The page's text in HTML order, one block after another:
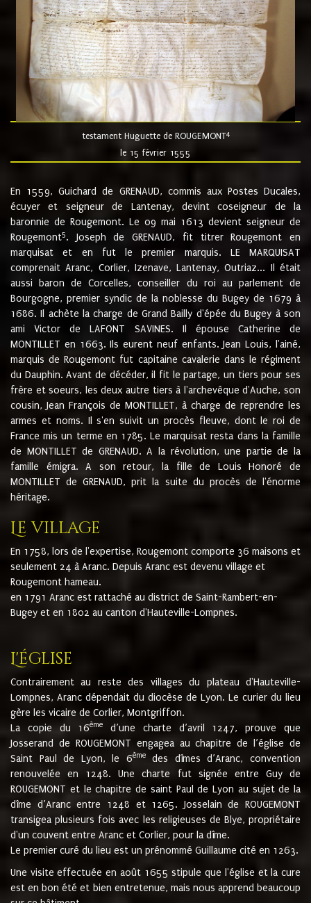
testament Huguette de ROUGEMONT4
le 15 février 1555
En 1559, Guichard de GRENAUD, commis aux Postes Ducales,
écuyer et seigneur de Lantenay, devint coseigneur de la
baronnie de Rougemont. Le 09 mai 1613 devient seigneur de
Rougemont5. Joseph de GRENAUD, fit titrer Rougemont en
marquisat et en fut le premier marquis. LE MARQUISAT
comprenait Aranc, Corlier, Izenave, Lantenay, Outriaz... Il était
aussi baron de Corcelles, conseiller du roi au parlement de
Bourgogne, premier syndic de la noblesse du Bugey de 1679 à
1686. Il achète la charge de Grand Bailly d'épée du Bugey à son
ami Victor de LAFONT SAVINES. Il épouse Catherine de
MONTILLET en 1663. Ils eurent neuf enfants. Jean Louis, l'ainé,
marquis de Rougemont fut capitaine cavalerie dans le régiment
du Dauphin. Avant de décéder, il fit le partage, un tiers pour ses
frère et soeurs, les deux autre tiers à l'archevêque d'Auche, son
cousin, Jean François de MONTILLET, à charge de reprendre les
armes et noms. Il s'en suivit un procès fleuve, dont le roi de
France mis un terme en 1785. Le marquisat resta dans la famille
de MONTILLET de GRENAUD. A la révolution, une partie de la
famille émigra. A son retour, la fille de Louis Honoré de
MONTILLET de GRENAUD, prit la suite du procès de l'énorme
héritage.
Le village
En 1758, lors de l'expertise, Rougemont comporte 36 maisons et
seulement 24 à Aranc. Depuis Aranc est devenu village et
Rougemont hameau.
en 1791 Aranc est rattaché au district de Saint-Rambert-en-
Bugey et en 1802 au canton d'Hauteville-Lompnes.
L'église
Contrairement au reste des villages du plateau d'Hauteville-
Lompnes, Aranc dépendait du diocèse de Lyon. Le curier du lieu
gère les vicaire de Corlier, Montgriffon.
La copie du 16ème
d’une charte d’avril 1247, prouve que
Josserand de ROUGEMONT engagea au chapitre de l’église de
Saint Paul de Lyon, le 6èmedes dîmes d’Aranc, convention
renouvelée en 1248. Une charte fut signée entre Guy de
ROUGEMONT et le chapitre de saint Paul de Lyon au sujet de la
dîme d’Aranc entre 1248 et 1265. Josselain de ROUGEMONT
transigea plusieurs fois avec les religieuses de Blye, propriétaire
d'un couvent entre Aranc et Corlier, pour la dîme.
Le premier curé du lieu est un prénommé Guillaume cité en 1263.
Une visite effectuée en août 1655 stipule que l'église et la cure
est en bon été et bien entretenue, mais nous apprend beaucoup